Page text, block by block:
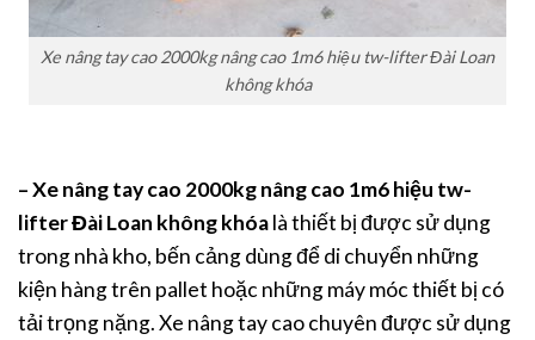
Xe nâng tay cao 2000kg nâng cao 1m6 hiệu tw-lifter Đài Loan
không khóa
– Xe nâng tay cao 2000kg nâng cao 1m6 hiệu tw-
lifter Đài Loan không khóalà thiết bị được sử dụng
trong nhà kho, bến cảng dùng để di chuyển những
kiện hàng trên pallet hoặc những máy móc thiết bị có
tải trọng nặng. Xe nâng tay cao chuyên được sử dụng